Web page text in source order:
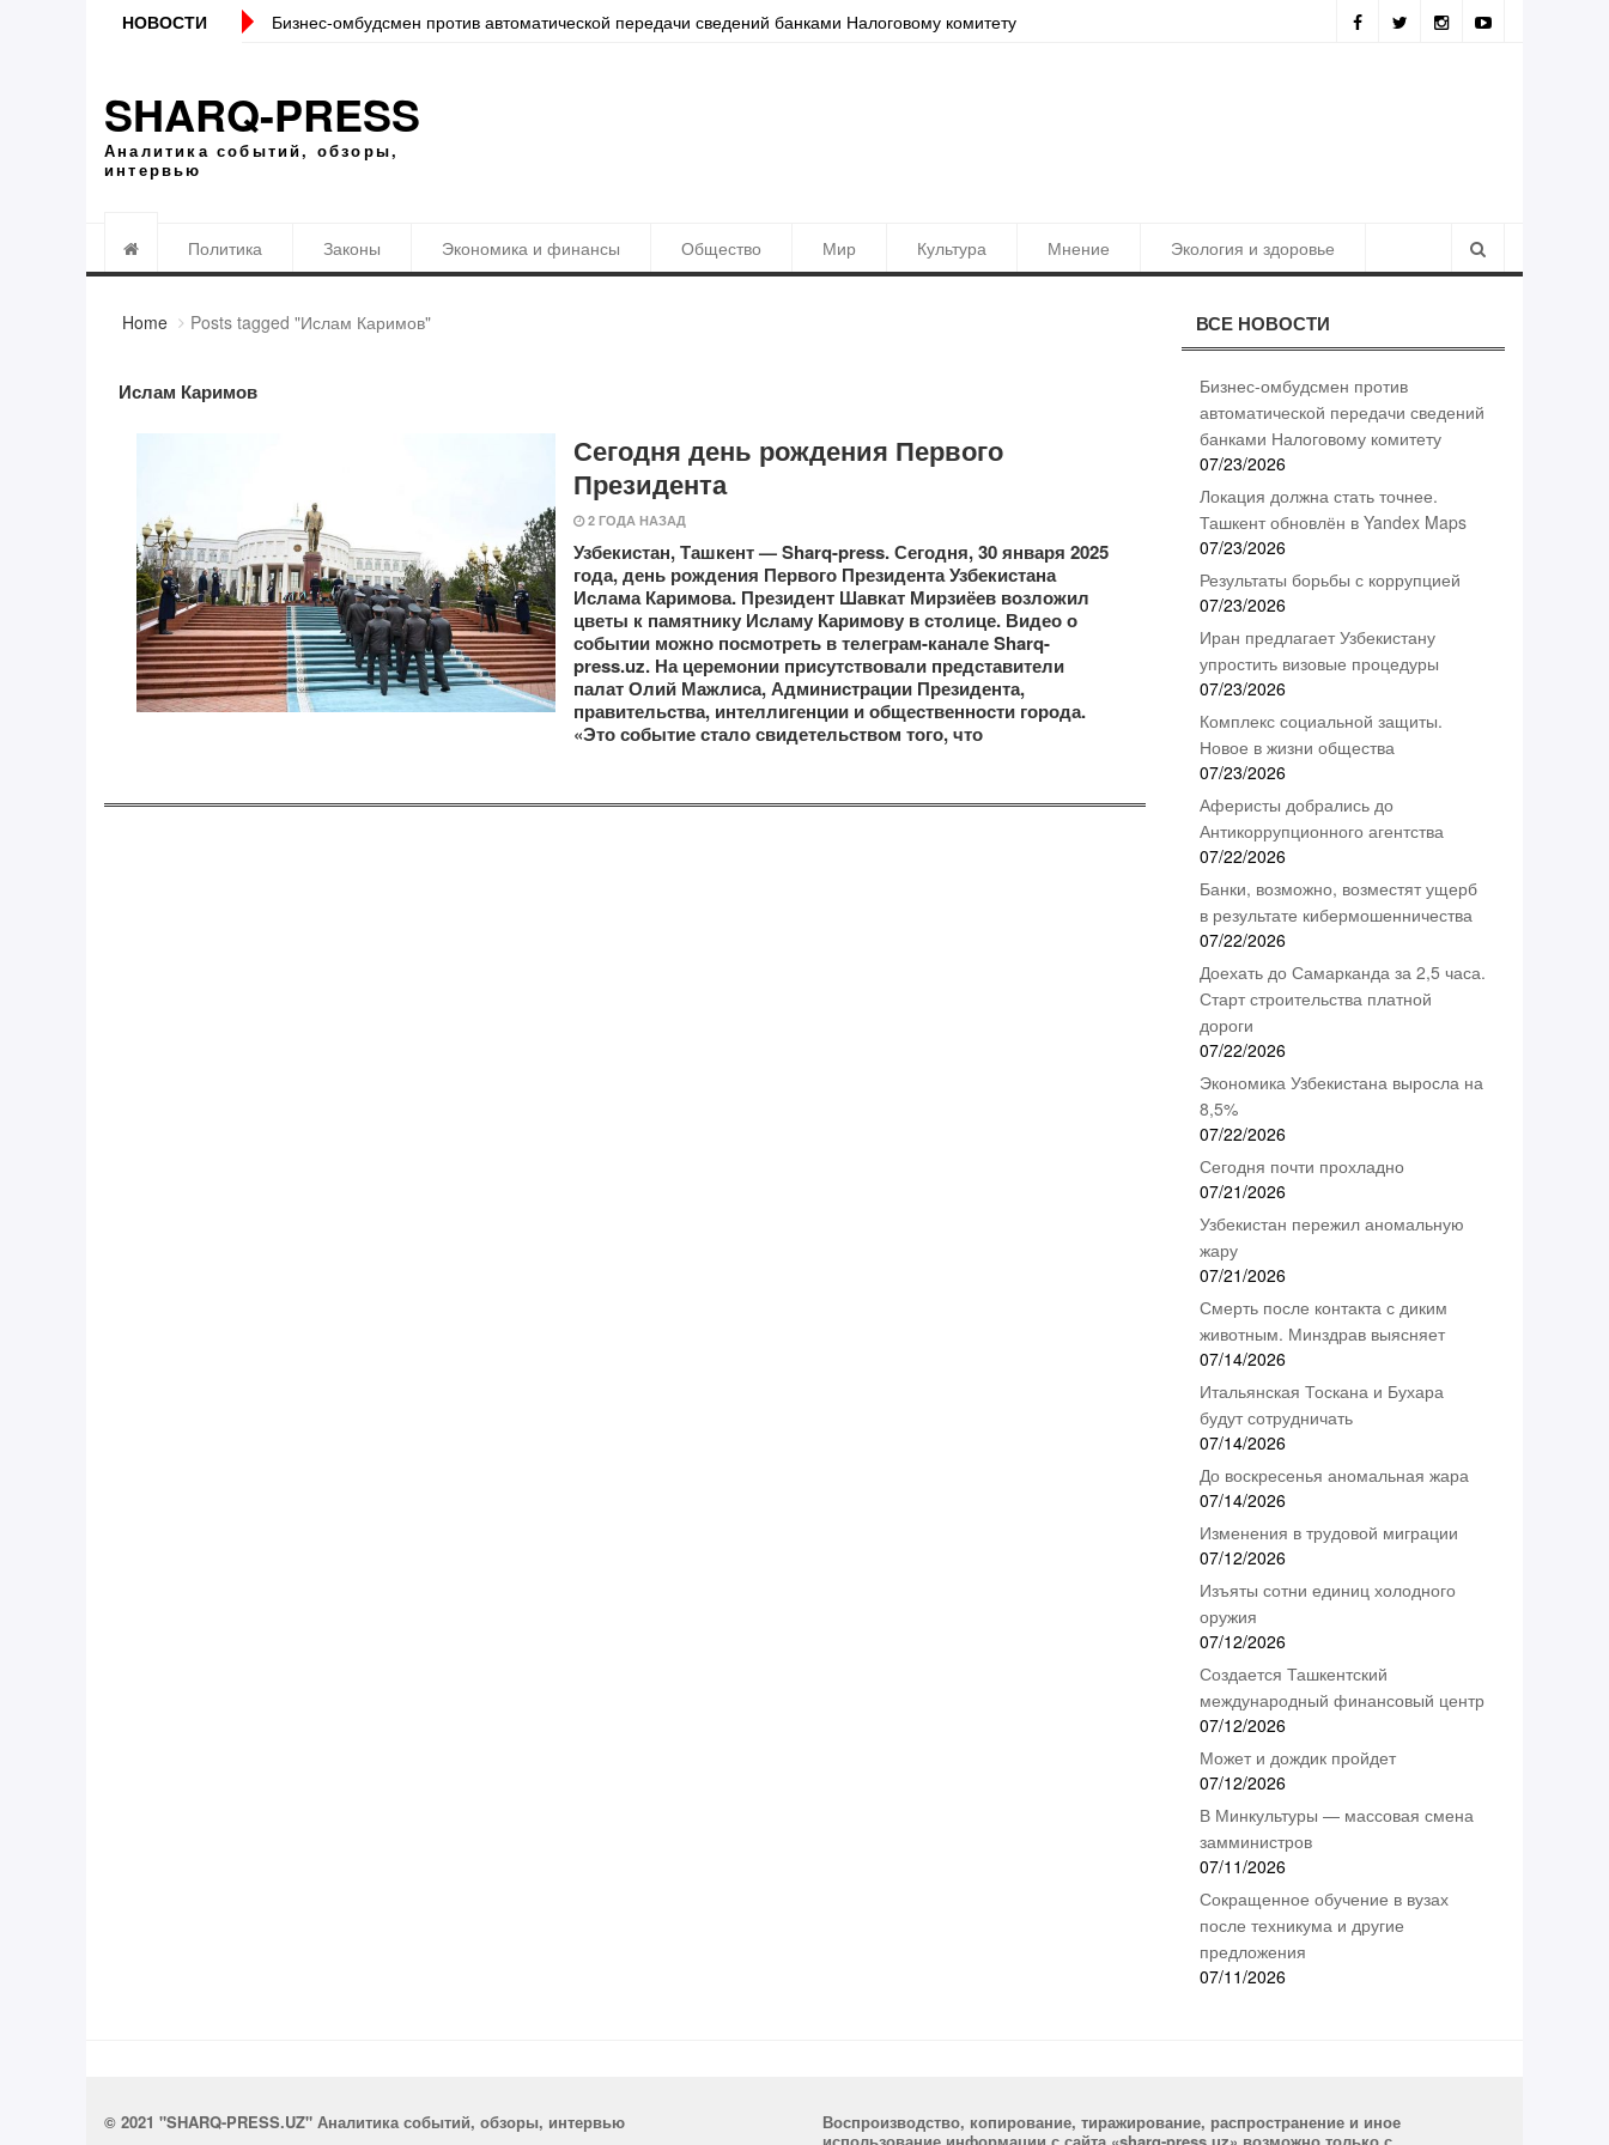
НОВОСТИ Бизнес-омбудсмен против автоматической передачи сведений банками Налоговому комитету Локация должна стать точнее. Ташкент обновлён в Yandex Maps
SHARQ-PRESS
Аналитика событий, обзоры,
интервью
Политика Законы Экономика и финансы Общество Мир Культура Мнение Экология и здоровье
Home Posts tagged "Ислам Каримов"
Ислам Каримов
Сегодня день рождения Первого
Президента
2 ГОДА НАЗАД
Узбекистан, Ташкент — Sharq-press. Сегодня, 30 января 2025
года, день рождения Первого Президента Узбекистана
Ислама Каримова. Президент Шавкат Мирзиёев возложил
цветы к памятнику Исламу Каримову в столице. Видео о
событии можно посмотреть в телеграм-канале Sharq-
press.uz. На церемонии присутствовали представители
палат Олий Мажлиса, Администрации Президента,
правительства, интеллигенции и общественности города.
«Это событие стало свидетельством того, что
ВСЕ НОВОСТИ
Бизнес-омбудсмен против
автоматической передачи сведений
банками Налоговому комитету
07/23/2026
Локация должна стать точнее.
Ташкент обновлён в Yandex Maps
07/23/2026
Результаты борьбы с коррупцией
07/23/2026
Иран предлагает Узбекистану
упростить визовые процедуры
07/23/2026
Комплекс социальной защиты.
Новое в жизни общества
07/23/2026
Аферисты добрались до
Антикоррупционного агентства
07/22/2026
Банки, возможно, возместят ущерб
в результате кибермошенничества
07/22/2026
Доехать до Самарканда за 2,5 часа.
Старт строительства платной
дороги
07/22/2026
Экономика Узбекистана выросла на
8,5%
07/22/2026
Сегодня почти прохладно
07/21/2026
Узбекистан пережил аномальную
жару
07/21/2026
Смерть после контакта с диким
животным. Минздрав выясняет
07/14/2026
Итальянская Тоскана и Бухара
будут сотрудничать
07/14/2026
До воскресенья аномальная жара
07/14/2026
Изменения в трудовой миграции
07/12/2026
Изъяты сотни единиц холодного
оружия
07/12/2026
Создается Ташкентский
международный финансовый центр
07/12/2026
Может и дождик пройдет
07/12/2026
В Минкультуры — массовая смена
замминистров
07/11/2026
Сокращенное обучение в вузах
после техникума и другие
предложения
07/11/2026
© 2021 "SHARQ-PRESS.UZ" Аналитика событий, обзоры, интервью
Воспроизводство, копирование, тиражирование, распространение и иное